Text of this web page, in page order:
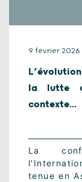
9 février 2026
la lutte
contexte...
La
tenue en